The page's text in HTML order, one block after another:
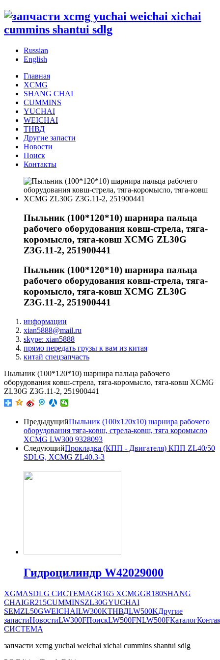
Russian
English
Главная
XCMG
SHANG CHAI
CUMMINS
YUCHAI
WEICHAI
ТНВД
Другие запасти
Новости
Поиск
Контакты
Пыльник (100*120*10) шарнира пальца
рабочего оборудования ковш-стрела, тяга-
коромысло, тяга-ковш XCMG ZL30G
Z3G.11-2, 251900441
Пыльник (100*120*10) шарнира пальца
рабочего оборудования ковш-стрела, тяга-
коромысло, тяга-ковш XCMG ZL30G
Z3G.11-2, 251900441
информации
xian5888@mail.ru
skype: xian5888
прямо передать грузы к вам из китая
китай спецзапчасть
Пыльник (100*120*10) шарнира пальца рабочего
оборудования ковш-стрела, тяга-коромысло, тяга-ковш XCMG
ZL30G Z3G.11-2, 251900441
ПредыдущийПыльник (100x120x10) шарнира рабочего
оборудования тяга-ковш, стрела-ковш, тяга коромысло
XCMG LW300 9328093
СледующийПрокладка (КПП - Двигателя) КПП ZL40/50
SDLG, XCMG ZL40.3-3
Гидроцилиндр W42029000
XGMASDLG СИСТЕМАGR165 XCMGGR180SHANG
CHAIGR215CUMMINSZL30GYUCHAI
SEMZL50GWEICHAILW300KТНВДLW500KДругие
запастиНовостиLW300FПоискLW500FNLW500FКаталог
СИСТЕМА
запчасти xcmg yuchai weichai xichai cummins shantui sdlg